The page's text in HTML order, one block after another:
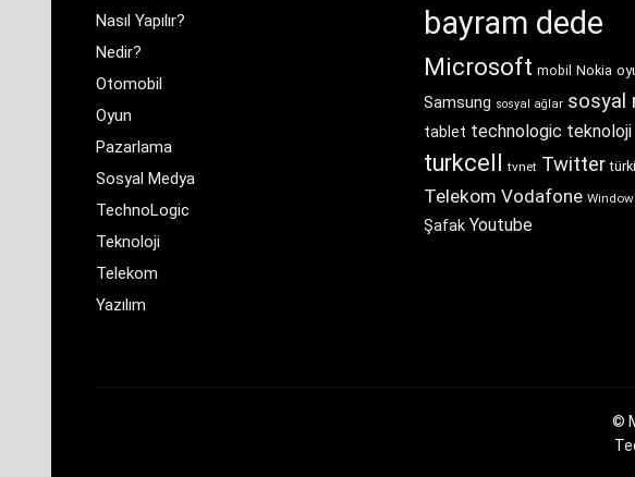
Nasıl Yapılır?
Nedir?
Otomobil
Oyun
Pazarlama
Sosyal Medya
TechnoLogic
Teknoloji
Telekom
Yazılım
bayram dede
Microsoft mobil Nokia
Samsung sosyal ağlar sosyal
tablet technologic teknoloji
turkcell tvnet Twitter
Telekom Vodafone
Şafak Youtube
©